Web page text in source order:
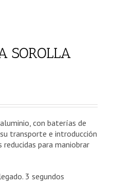
SOROLLA
con baterías de
transporte e introducción
reducidas para maniobrar
3 segundos